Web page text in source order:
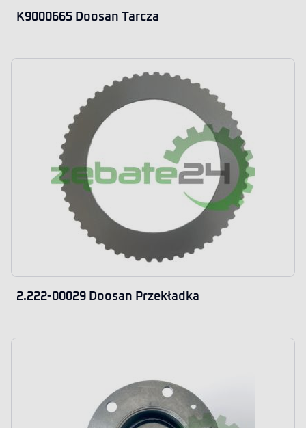
K9000665 Doosan Tarcza
2.222-00029 Doosan Przekładka